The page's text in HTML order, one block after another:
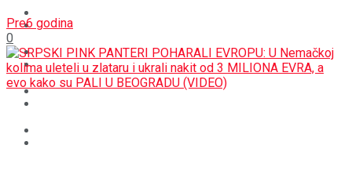
STAV
MAGAZIN
BOŠNJACI
CRNA HRONIKA
Pre6 godina
0